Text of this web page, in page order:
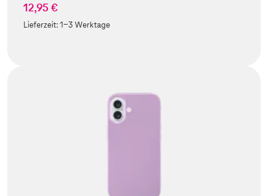
12,95 €
Lieferzeit:1-3 Werktage